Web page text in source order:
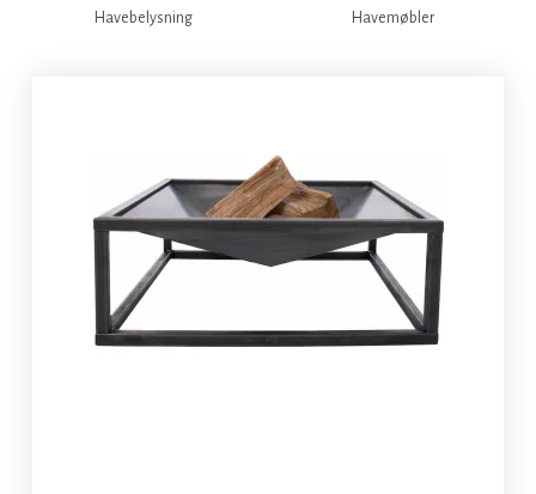
Havebelysning Havemøbler